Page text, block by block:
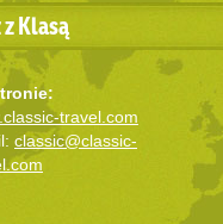
Klasą
travel.com
classic@classic-